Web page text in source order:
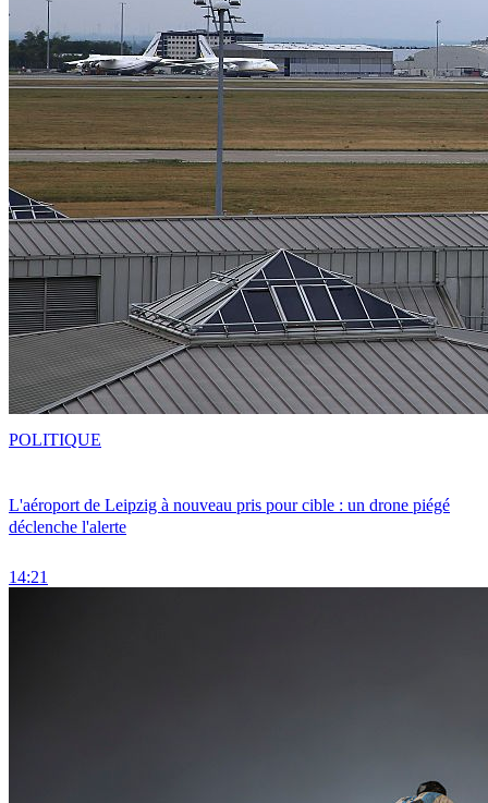
L'aéroport de Leipzig à nouveau pris pour cible : un drone piégé
déclenche l'alerte
14:21
POLITIQUE